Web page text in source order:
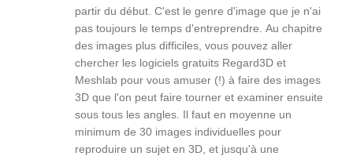
partir du début. C'est le genre d'image que je n'ai
pas toujours le temps d'entreprendre. Au chapitre
des images plus difficiles, vous pouvez aller
chercher les logiciels gratuits Regard3D et
Meshlab pour vous amuser (!) à faire des images
3D que l'on peut faire tourner et examiner ensuite
sous tous les angles. Il faut en moyenne un
minimum de 30 images individuelles pour
reproduire un sujet en 3D, et jusqu'à une